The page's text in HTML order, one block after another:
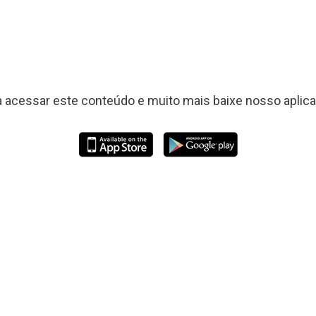
acessar este conteúdo e muito mais baixe nosso